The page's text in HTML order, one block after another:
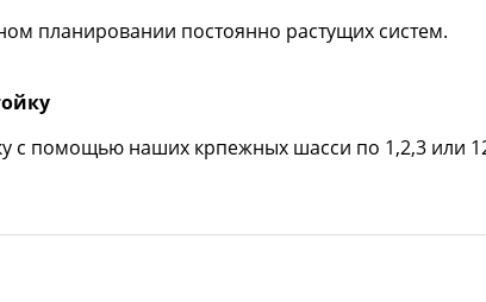
планировании постоянно растущих систем.
с помощью наших крпежных шасси по 1,2,3 или